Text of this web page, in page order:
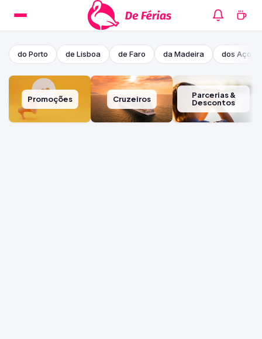
do Porto de Lisboa de Faro da Madeira dos
Promoções Cruzeiros
Parcerias &
Descontos